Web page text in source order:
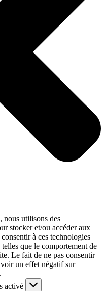
nous utilisons des
stocker et/ou accéder aux
à ces technologies
que le comportement de
Le fait de ne pas consentir
un effet négatif sur
activé